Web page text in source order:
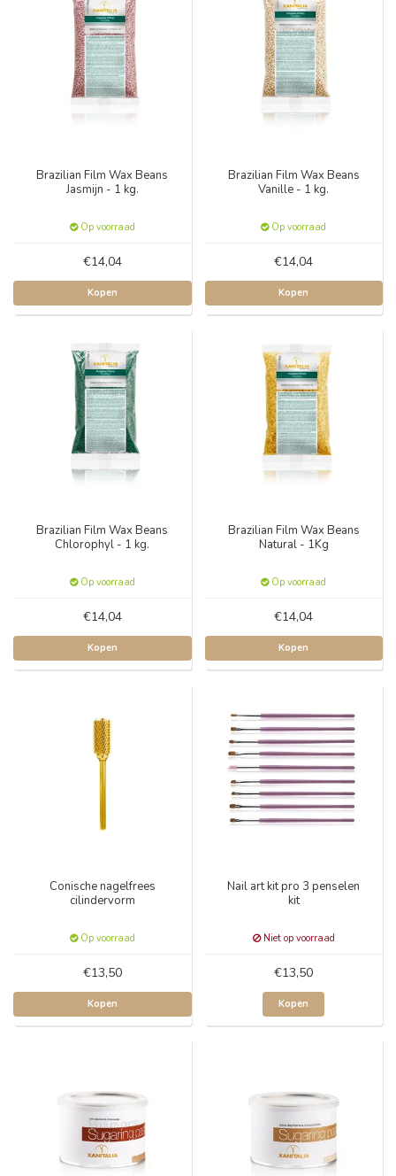
Brazilian Film Wax Beans
Jasmijn - 1 kg.
Op voorraad
€14,04
Kopen
Brazilian Film Wax Beans
Vanille - 1 kg.
Op voorraad
€14,04
Kopen
Brazilian Film Wax Beans
Chlorophyl - 1 kg.
Op voorraad
€14,04
Kopen
Brazilian Film Wax Beans
Natural - 1Kg
Op voorraad
€14,04
Kopen
Conische nagelfrees
cilindervorm
Op voorraad
€13,50
Kopen
Nail art kit pro 3 penselen
kit
Niet op voorraad
€13,50
Kopen